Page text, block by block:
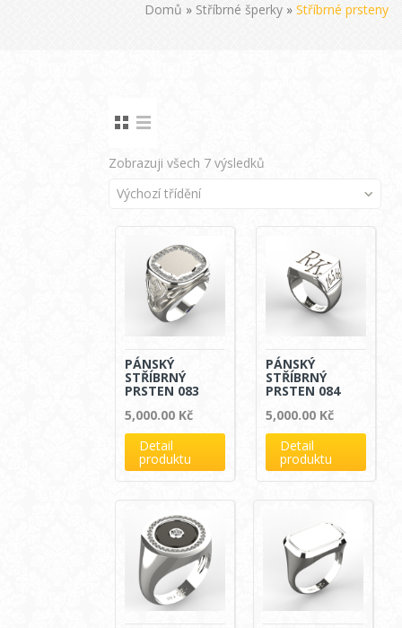
Domů » Stříbrné šperky » Stříbrné prsteny
Zobrazuji všech 7 výsledků
Výchozí třídění
PÁNSKÝ
STŘÍBRNÝ
PRSTEN 083
5,000.00 Kč
Detail
produktu
PÁNSKÝ
STŘÍBRNÝ
PRSTEN 084
5,000.00 Kč
Detail
produktu